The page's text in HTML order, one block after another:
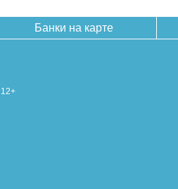
Банки на карте
. 12+